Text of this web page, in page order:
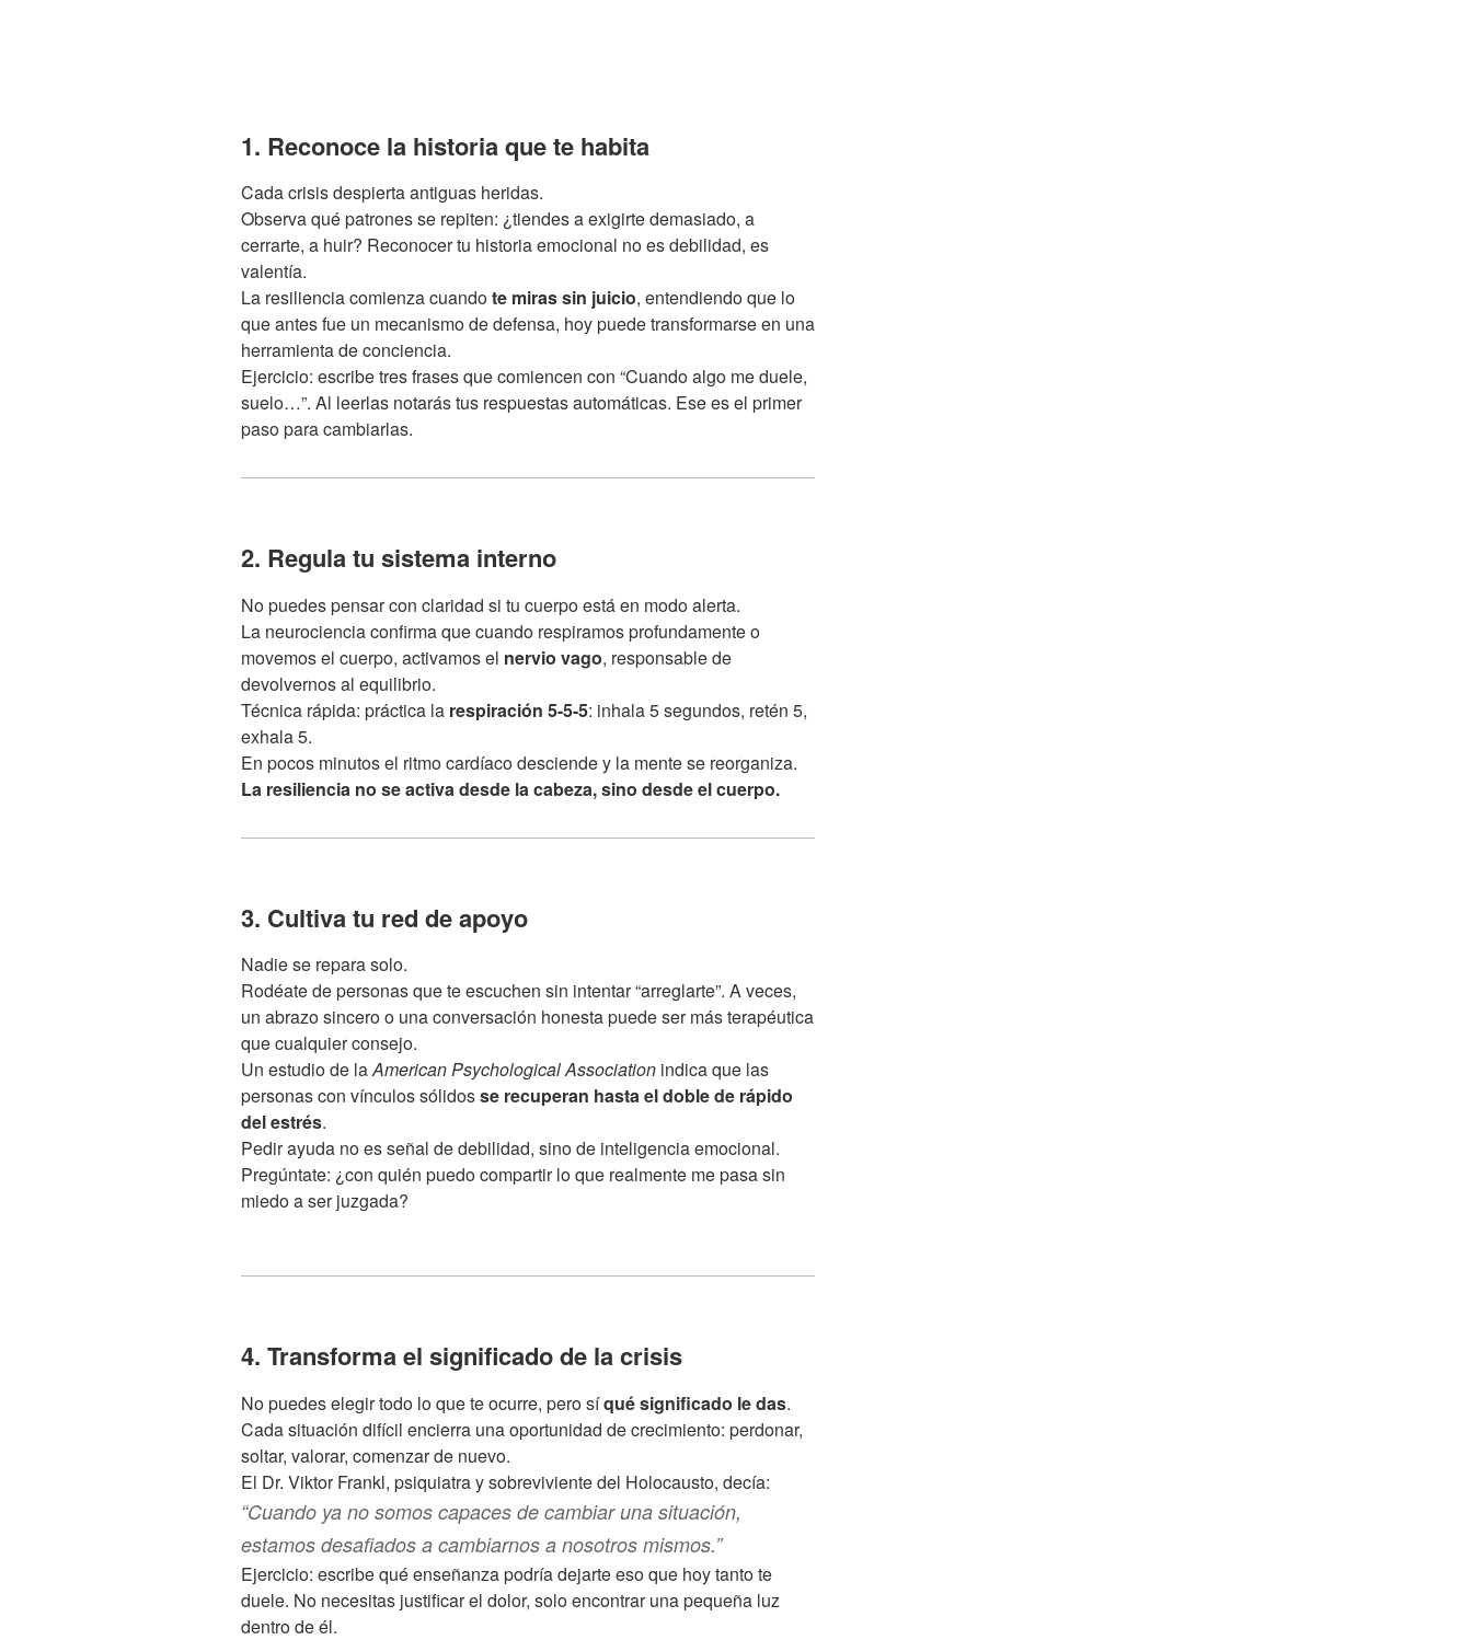
1. Reconoce la historia que te habita
Cada crisis despierta antiguas heridas.
Observa qué patrones se repiten: ¿tiendes a exigirte demasiado, a
cerrarte, a huir? Reconocer tu historia emocional no es debilidad, es
valentía.
La resiliencia comienza cuandote miras sin juicio, entendiendo que lo
que antes fue un mecanismo de defensa, hoy puede transformarse en una
herramienta de conciencia.
Ejercicio: escribe tres frases que comiencen con “Cuando algo me duele,
suelo…”. Al leerlas notarás tus respuestas automáticas. Ese es el primer
paso para cambiarlas.
2. Regula tu sistema interno
No puedes pensar con claridad si tu cuerpo está en modo alerta.
La neurociencia confirma que cuando respiramos profundamente o
movemos el cuerpo, activamos el nervio vago, responsable de
devolvernos al equilibrio.
Técnica rápida: práctica la respiración 5-5-5: inhala 5 segundos, retén 5,
exhala 5.
En pocos minutos el ritmo cardíaco desciende y la mente se reorganiza.
La resiliencia no se activa desde la cabeza, sino desde el cuerpo.
3. Cultiva tu red de apoyo
Nadie se repara solo.
Rodéate de personas que te escuchen sin intentar “arreglarte”. A veces,
un abrazo sincero o una conversación honesta puede ser más terapéutica
que cualquier consejo.
Un estudio de laAmerican Psychological Association indica que las
personas con vínculos sólidosse recuperan hasta el doble de rápido
del estrés.
Pedir ayuda no es señal de debilidad, sino de inteligencia emocional.
Pregúntate: ¿con quién puedo compartir lo que realmente me pasa sin
miedo a ser juzgada?
4. Transforma el significado de la crisis
No puedes elegir todo lo que te ocurre, pero síqué significado le das.
Cada situación difícil encierra una oportunidad de crecimiento: perdonar,
soltar, valorar, comenzar de nuevo.
El Dr. Viktor Frankl, psiquiatra y sobreviviente del Holocausto, decía:
“Cuando ya no somos capaces de cambiar una situación,
estamos desafiados a cambiarnos a nosotros mismos.”
Ejercicio: escribe qué enseñanza podría dejarte eso que hoy tanto te
duele. No necesitas justificar el dolor, solo encontrar una pequeña luz
dentro de él.